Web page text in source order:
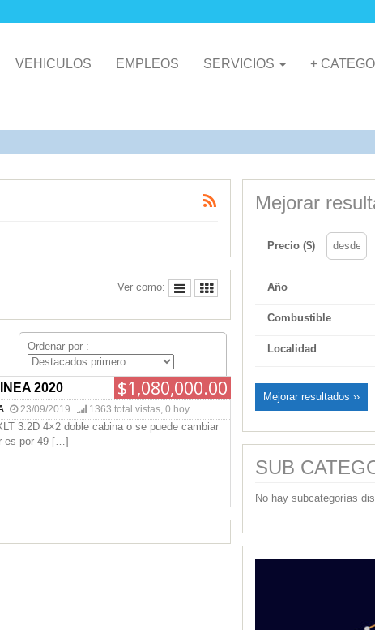
VEHICULOS EMPLEOS SERVICIOS +
Ver como:
Ordenar por :
$1,080,000.00
2020
23/09/2019 1363 total vistas, 0 hoy
3.2D 4×2 doble cabina o se puede cambiar
es por 49 […]
Mejorar
Precio ($)
Año
Combustible
Localidad
Mejorar resultados ››
SUB
No hay subcategorías